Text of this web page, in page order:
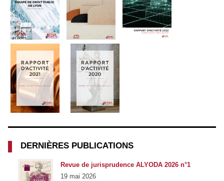
DERNIÈRES PUBLICATIONS
Revue de jurisprudence ALYODA 2026 n°1
19 mai 2026